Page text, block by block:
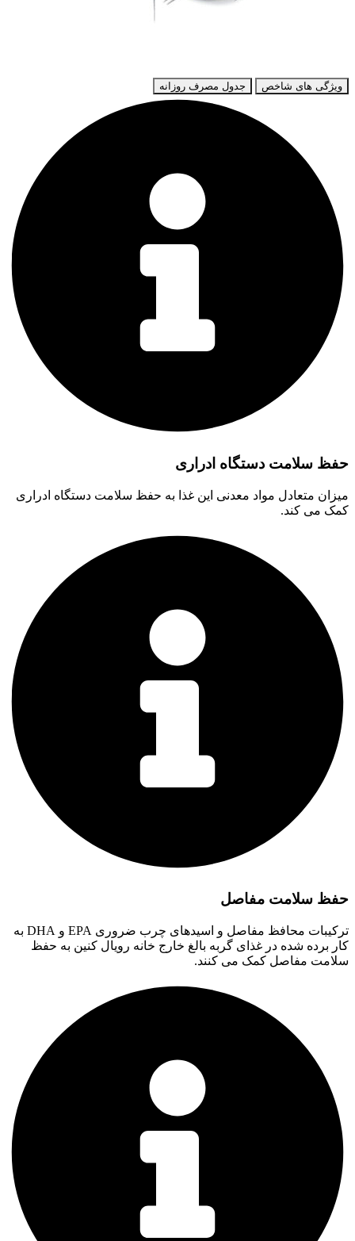
ویژگی های شاخص جدول مصرف روزانه
حفظ سلامت دستگاه ادراری
میزان متعادل مواد معدنی این غذا به حفظ سلامت دستگاه ادراری
کمک می کند.
حفظ سلامت مفاصل
ترکیبات محافظ مفاصل و اسیدهای چرب ضروری EPA و DHA به
کار برده شده در غذای گربه بالغ خارج خانه رویال کنین به حفظ
سلامت مفاصل کمک می کنند.